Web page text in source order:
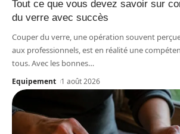
Tout ce que vous devez savoir sur
du verre avec succès
Couper du verre, une opération souvent
aux professionnels, est en réalité une
tous. Avec les bonnes…
Equipement 1 août 2026